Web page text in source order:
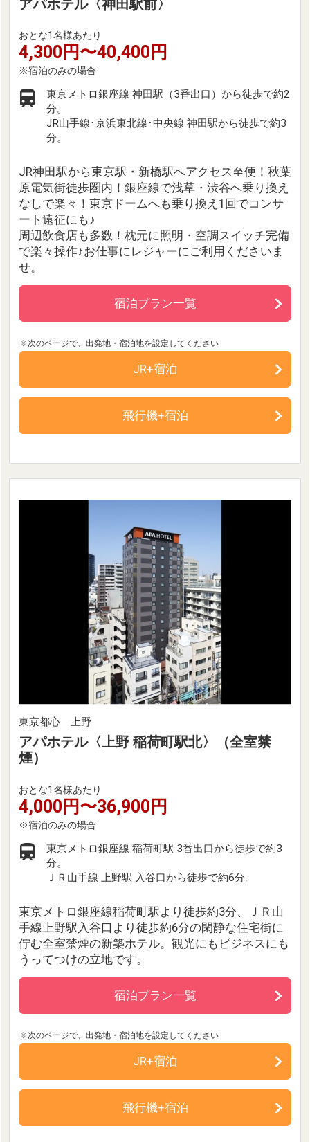
アパホテル〈神田駅前〉
おとな1名様あたり
4,300円〜40,400円
東京メトロ銀座線 神田駅（3番出口）から徒歩で約2
分。
JR山手線･京浜東北線･中央線 神田駅から徒歩で約3
分。
JR神田駅から東京駅・新橋駅へアクセス至便！秋葉
原電気街徒歩圏内！銀座線で浅草・渋谷へ乗り換え
なしで楽々！東京ドームへも乗り換え1回でコンサ
ート遠征にも♪
周辺飲食店も多数！枕元に照明・空調スイッチ完備
で楽々操作♪お仕事にレジャーにご利用くださいま
せ。
宿泊プラン一覧
JR+宿泊
飛行機+宿泊
東京都心 上野
アパホテル〈上野 稲荷町駅北〉（全室禁
煙）
おとな1名様あたり
4,000円〜36,900円
東京メトロ銀座線 稲荷町駅 3番出口から徒歩で約3
分。
ＪＲ山手線 上野駅 入谷口から徒歩で約6分。
東京メトロ銀座線稲荷町駅より徒歩約3分、ＪＲ山
手線上野駅入谷口より徒歩約6分の閑静な住宅街に
佇む全室禁煙の新築ホテル。観光にもビジネスにも
うってつけの立地です。
宿泊プラン一覧
JR+宿泊
飛行機+宿泊